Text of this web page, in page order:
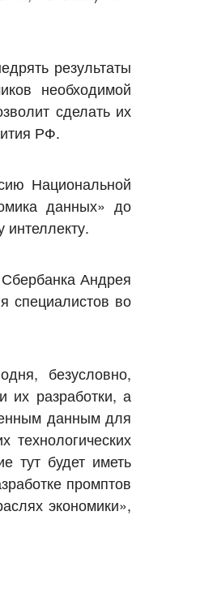
результаты
необходимой
сделать их
РФ.
Национальной
данных» до
Андрея
специалистов во
безусловно,
их разработки, а
данным для
тут будет иметь
промптов
экономики»,